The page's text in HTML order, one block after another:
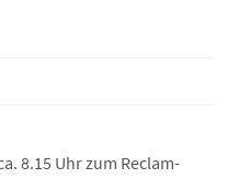
8.15 Uhr zum Reclam-